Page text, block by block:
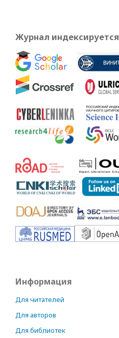
Журнал индексируется
Информация
Для читателей
Для авторов
Для библиотек